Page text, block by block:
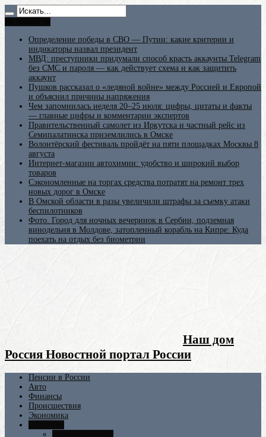
Определение победы в СВО — Путин: какие критерии и
индикаторы назвал президент
МВД: преступники придумали способ красть аккаунты Telegram
без СМС и пароля — как действует схема и как защитить
аккаунт
Пушков рассказал о «ледяной войне» между Россией и Европой
и объяснил причины напряжения
Чем запомнилась неделя 20–25 июля: цифры, цитаты и факты
— главные цифры и комментарии экспертов
Правительственный самолет из Иркутска и частный рейс из
Семипалатинска приземлились в Омске
Волонтёрский фестиваль пройдёт на пяти площадках Москвы 8
августа
Интернет-магазин автохимии: удобство и широкий выбор
товаров
Сэкономленные на торгах средства потратят на ремонт трех
новых дорог в Омске
В Омской области в разы увеличили штрафы за съемку атаки
беспилотников
Фото. Город для ночных вечеринок в Сербии, подземная
винодельня в Молдове, затопленный корабль на Кипре: Куда
поехать на отдых без биометрии
Наш дом
Россия Новостной портал России
Пенсии в России
Авто
Финансы
Происшествия
Экономика